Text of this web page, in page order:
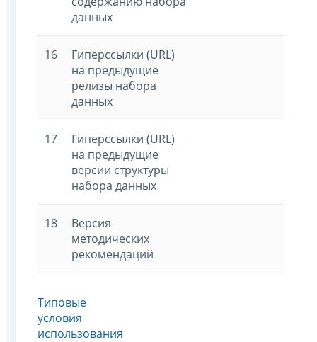
данных
16
Гиперссылки (URL)
на предыдущие
релизы набора
данных
17
Гиперссылки (URL)
на предыдущие
версии структуры
набора данных
18
Версия
методических
рекомендаций
Типовые
условия
использования